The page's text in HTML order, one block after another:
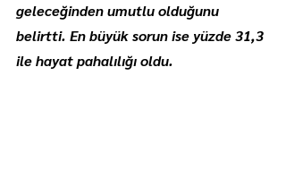
geleceğinden umutlu olduğunu
belirtti. En büyük sorun ise yüzde 31,3
ile hayat pahalılığı oldu.